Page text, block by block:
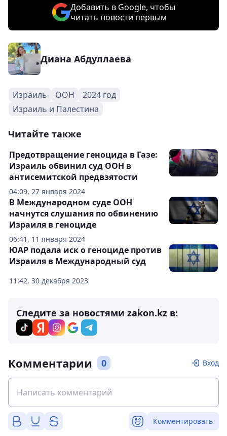
Добавить в Google, чтобы
читать новости первым
Диана Абдуллаева
Израиль ООН
2024 год
Израиль и Палестина
Читайте также
04:09, 27 января 2024
Предотвращение геноцида в Газе:
Израиль обвинил суд ООН в
антисемитской предвзятости
06:41, 11 января 2024
В Международном суде ООН
начнутся слушания по обвинению
Израиля в геноциде
11:42, 30 декабря 2023
ЮАР подала иск о геноциде против
Израиля в Международный суд
Следите за новостями zakon.kz в:
Комментарии 0 Вход
Комментировать